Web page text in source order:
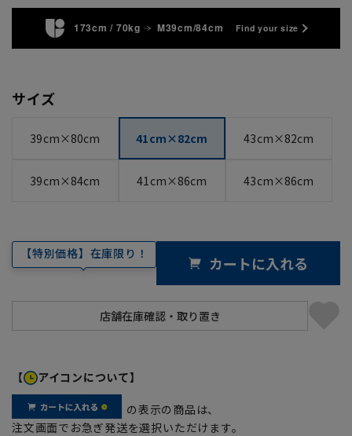
173cm / 70kg M39cm/84cm Find your size
サイズ
39cm×80cm 41cm×82cm 43cm×82cm
39cm×84cm 41cm×86cm 43cm×86cm
【特別価格】在庫限り！ カートに入れる
【 アイコンについて】
の表示の商品は、
注文画面でお急ぎ発送を選択いただけます。